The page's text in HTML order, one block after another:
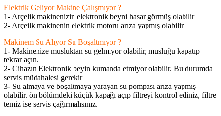
Elektrik Geliyor Makine Çalışmıyor ?
1- Arçelik makinenizin elektronik beyni hasar görmüş olabilir
2- Arçeilk makinenin elektrik motoru arıza yapmış olabilir.
Makinem Su Alıyor Su Boşaltmıyor ?
1- Makinenize musluktan su gelmiyor olabilir, musluğu kapatıp
tekrar açın.
2- Cihazın Elektronik beyin kumanda etmiyor olabilir. Bu durumda
servis müdahalesi gerekir
3- Su almaya ve boşaltmaya yarayan su pompası arıza yapmış
olabilir. ön bölümdeki küçük kapağı açıp filtreyi kontrol ediniz, filtre
temiz ise servis çağırmalısınız.